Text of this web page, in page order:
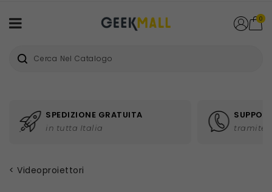
0
SPEDIZIONE GRATUITA
in tutta Italia tramite
Videoproiettori